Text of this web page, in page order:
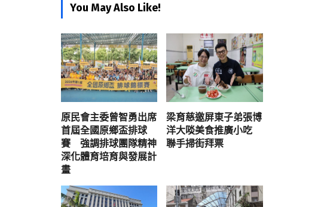
You May Also Like!
原民會主委曾智勇出席
首屆全國原鄉盃排球
賽 強調排球團隊精神
深化體育培育與發展計
畫
梁育慈邀屏東子弟張博
洋大啖美食推廣小吃
聯手掃街拜票